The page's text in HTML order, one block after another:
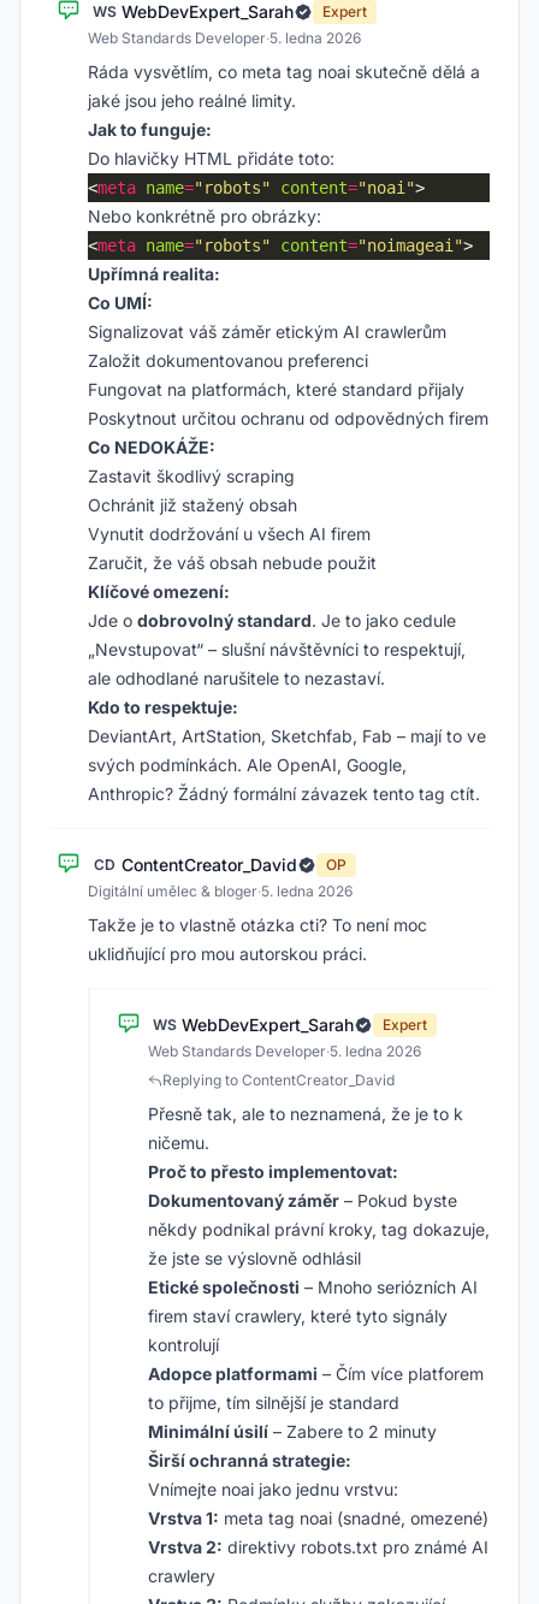
WS WebDevExpert_Sarah
Expert
Web Standards Developer·5. ledna 2026
Ráda vysvětlím, co meta tag noai skutečně dělá a
jaké jsou jeho reálné limity.
Jak to funguje:
Do hlavičky HTML přidáte toto:
<meta name="robots" content="noai"
Nebo konkrétně pro obrázky:
<meta name="robots" content="noimageai"
Upřímná realita:
Co UMÍ:
Signalizovat váš záměr etickým AI crawlerům
Založit dokumentovanou preferenci
Fungovat na platformách, které standard přijaly
Poskytnout určitou ochranu od odpovědných firem
Co NEDOKÁŽE:
Zastavit škodlivý scraping
Ochránit již stažený obsah
Vynutit dodržování u všech AI firem
Zaručit, že váš obsah nebude použit
Klíčové omezení:
Jde o dobrovolný standard. Je to jako cedule
„Nevstupovat“ – slušní návštěvníci to respektují,
ale odhodlané narušitele to nezastaví.
Kdo to respektuje:
DeviantArt, ArtStation, Sketchfab, Fab – mají to ve
svých podmínkách. Ale OpenAI, Google,
Anthropic? Žádný formální závazek tento tag ctít.
CD ContentCreator_David
OP
Digitální umělec & bloger·5. ledna 2026
Takže je to vlastně otázka cti? To není moc
uklidňující pro mou autorskou práci.
WS WebDevExpert_Sarah
Expert
Web Standards Developer·5. ledna 2026
Replying to ContentCreator_David
Přesně tak, ale to neznamená, že je to k
ničemu.
Proč to přesto implementovat:
Dokumentovaný záměr – Pokud byste
někdy podnikal právní kroky, tag dokazuje,
že jste se výslovně odhlásil
Etické společnosti – Mnoho seriózních AI
firem staví crawlery, které tyto signály
kontrolují
Adopce platformami – Čím více platforem
to přijme, tím silnější je standard
Minimální úsilí – Zabere to 2 minuty
Širší ochranná strategie:
Vnímejte noai jako jednu vrstvu:
Vrstva 1: meta tag noai (snadné, omezené)
Vrstva 2: direktivy robots.txt pro známé AI
crawlery